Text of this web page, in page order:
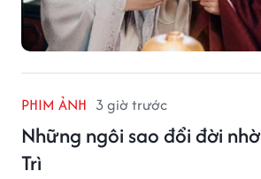
PHIM ẢNH 3 giờ trước
Những ngôi sao đổi đời
Trì